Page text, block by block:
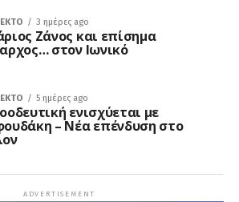
3 ημέρες ago
Ζάνος και επίσημα
στον Ιωνικό
5 ημέρες ago
ενισχύεται με
– Νέα επένδυση στο
ADVERTISEMENT